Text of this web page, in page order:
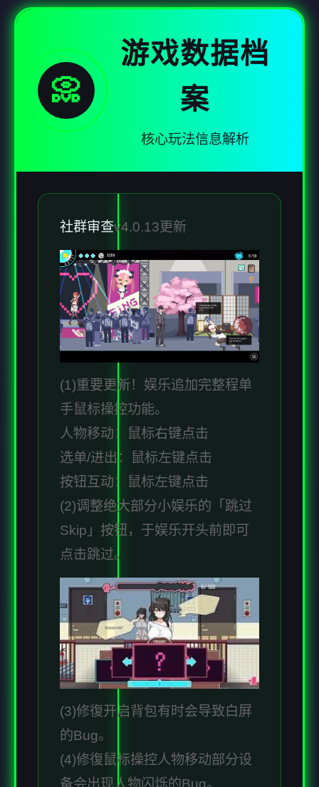
📀
游戏数据档
案
核心玩法信息解析
社群审查v4.0.13更新
(1)重要更新！娱乐追加完整程单
手鼠标操控功能。
人物移动：鼠标右键点击
选单/进出：鼠标左键点击
按钮互动：鼠标左键点击
(2)调整绝大部分小娱乐的「跳过
Skip」按钮，于娱乐开头前即可
点击跳过。
(3)修復开启背包有时会导致白屏
的Bug。
(4)修復鼠标操控人物移动部分设
备会出现人物闪烁的Bug。